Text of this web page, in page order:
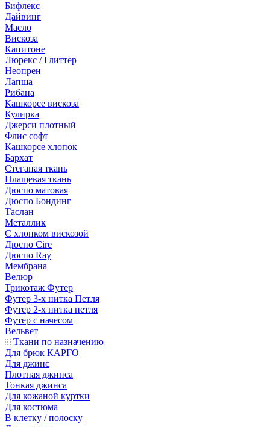
Бифлекс
Дайвинг
Масло
Вискоза
Капитоне
Люрекс / Глиттер
Неопрен
Лапша
Рибана
Кашкорсе вискоза
Кулирка
Джерси плотный
Флис софт
Кашкорсе хлопок
Бархат
Стеганая ткань
Плащевая ткань
Дюспо матовая
Дюспо Бондинг
Таслан
Металлик
С хлопком вискозой
Дюспо Cire
Дюспо Ray
Мембрана
Велюр
Трикотаж Футер
Футер 3-х нитка Петля
Футер 2-х нитка петля
Футер с начесом
Вельвет
Ткани по назначению
Для брюк КАРГО
Для джинс
Плотная джинса
Тонкая джинса
Для кожаной куртки
Для костюма
В клетку / полоску